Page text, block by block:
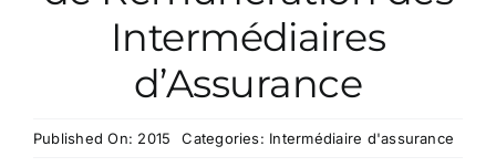
ÉVÈNEMENTSIntermédiaires
d’Assurance
Published On: 2015 Categories: Intermédiaire d'assurance